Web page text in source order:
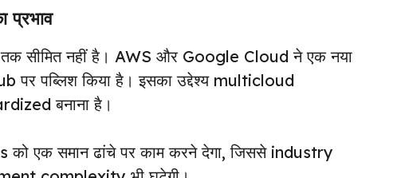
नहीं है। AWS और Google Cloud ने एक नया
पर पब्लिश किया है। इसका उद्देश्य multicloud
बनाना है।
एक समान ढांचे पर काम करने देगा, जिससे industry